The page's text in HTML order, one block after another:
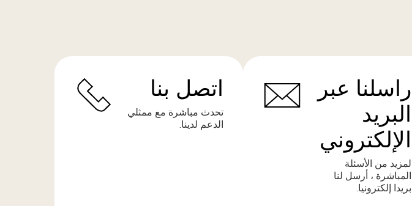
راسلنا عبر
البريد
الإلكتروني
لمزيد من الأسئلة
المباشرة ، أرسل لنا
بريدا إلكترونيا.
اتصل بنا
تحدث مباشرة مع ممثلي
الدعم لدينا.